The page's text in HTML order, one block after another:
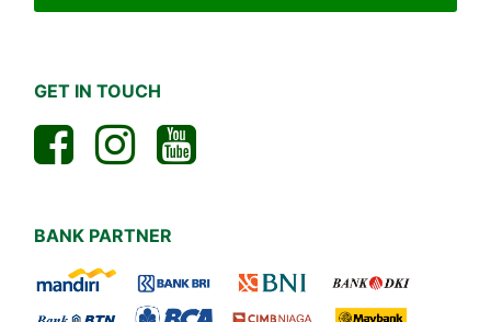
GET IN TOUCH
BANK PARTNER